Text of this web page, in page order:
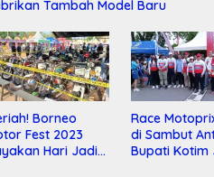
Tambah Model Baru
Borneo
Fest 2023
Hari Jadi
Race
di Sambut
Bupati Kotim